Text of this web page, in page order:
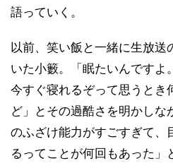
語っていく。
以前、笑い飯と一緒に生放送
いた小籔。「眠たいんですよ
今すぐ寝れるぞって思うとき
ど」とその過酷さを明かしな
のふざけ能力がすごすぎて、
るってことが何回もあった」